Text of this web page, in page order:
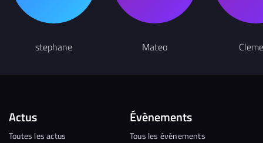
stephane Mateo
Actus
Toutes les actus
Évènements
Tous les évènements